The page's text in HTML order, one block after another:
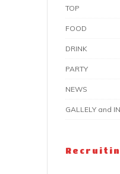
TOP
FOOD
DRINK
PARTY
NEWS
GALLELY and